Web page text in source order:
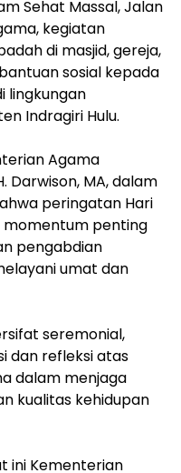
Sehat Massal, Jalan
kegiatan
di masjid, gereja,
sosial kepada
lingkungan
Indragiri Hulu.
Agama
Darwison, MA, dalam
peringatan Hari
penting
pengabdian
umat dan
seremonial,
dan refleksi atas
dalam menjaga
kualitas kehidupan
ini Kementerian